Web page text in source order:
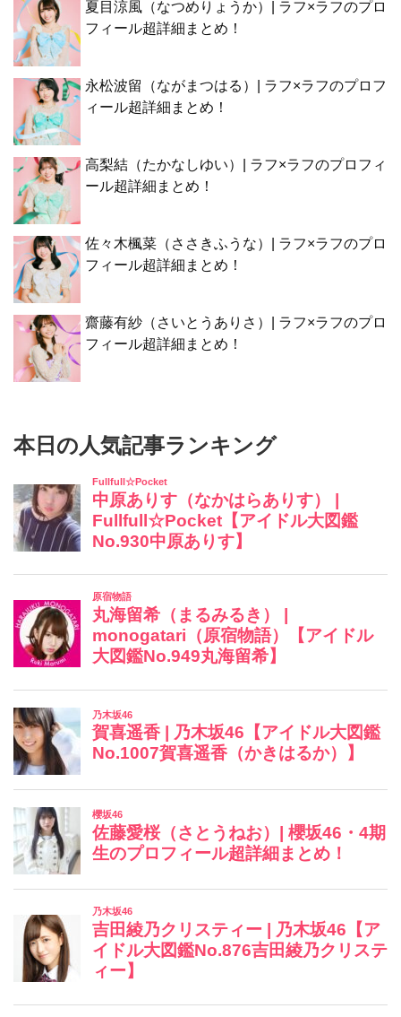
夏目涼風（なつめりょうか）| ラフ×ラフのプロ
フィール超詳細まとめ！
永松波留（ながまつはる）| ラフ×ラフのプロフ
ィール超詳細まとめ！
高梨結（たかなしゆい）| ラフ×ラフのプロフィ
ール超詳細まとめ！
佐々木楓菜（ささきふうな）| ラフ×ラフのプロ
フィール超詳細まとめ！
齋藤有紗（さいとうありさ）| ラフ×ラフのプロ
フィール超詳細まとめ！
本日の人気記事ランキング